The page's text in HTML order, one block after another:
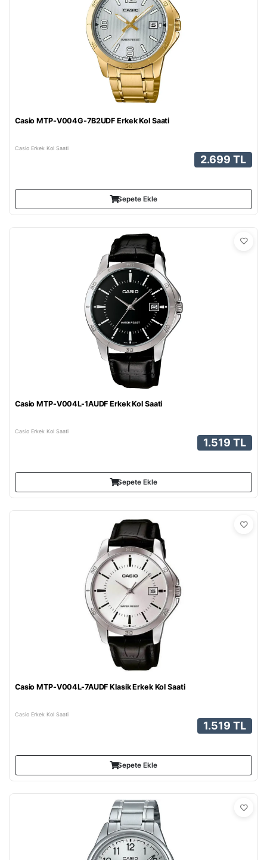
Casio MTP-V004G-7B2UDF Erkek Kol Saati
Casio Erkek Kol Saati
2.699 TL
Sepete Ekle
Casio MTP-V004L-1AUDF Erkek Kol Saati
Casio Erkek Kol Saati
1.519 TL
Sepete Ekle
Casio MTP-V004L-7AUDF Klasik Erkek Kol Saati
Casio Erkek Kol Saati
1.519 TL
Sepete Ekle